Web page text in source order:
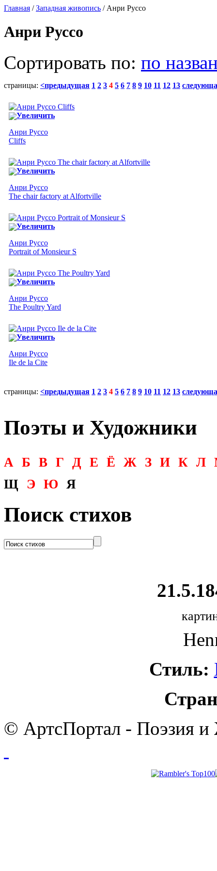
Главная /Западная живопись / Анри Руссо
Анри Руссо
Сортировать по: по
страницы: <предыдущая 1 2 3 4 5 6 7 8 9 10 11 12 13
Увеличить
Анри Руссо
Cliffs
Увеличить
Анри Руссо
The chair factory at Alfortville
Увеличить
Анри Руссо
Portrait of Monsieur S
Увеличить
Анри Руссо
The Poultry Yard
Увеличить
Анри Руссо
Ile de la Cite
страницы: <предыдущая 1 2 3 4 5 6 7 8 9 10 11 12 13
Поэты и Художники
А Б В Г Д Е Ё Ж З И К Л
Щ
Э Ю Я
Поиск стихов
Стиль:
© АртсПортал - Поэзия